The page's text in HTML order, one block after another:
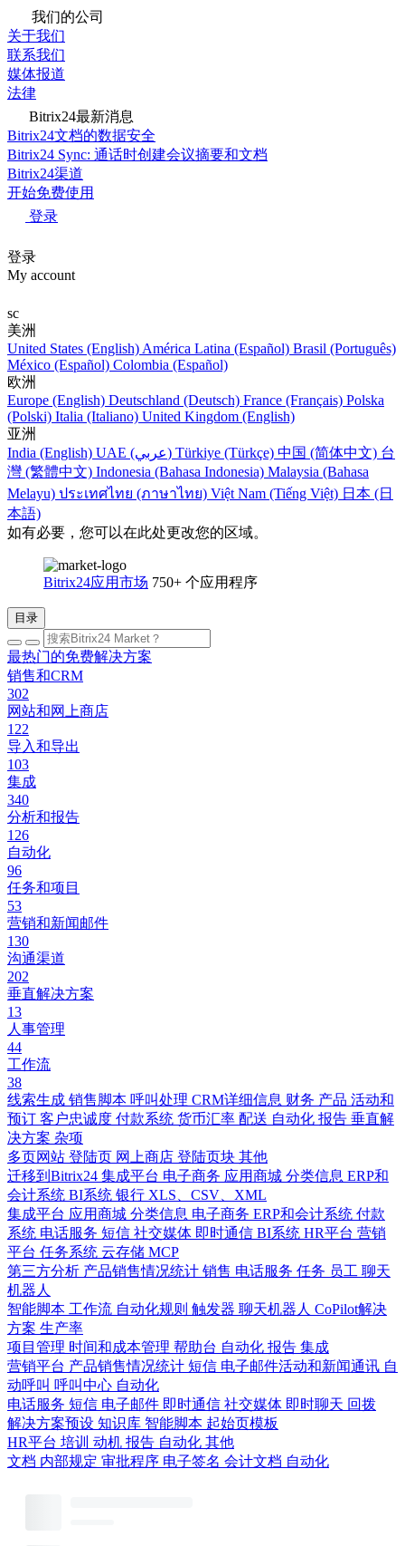
我们的公司
关于我们
联系我们
媒体报道
法律
Bitrix24最新消息
Bitrix24文档的数据安全
Bitrix24 Sync: 通话时创建会议摘要和文档
Bitrix24渠道
开始免费使用
登录
登录
My account
sc
美洲
United States (English) América Latina (Español) Brasil (Português)
México (Español) Colombia (Español)
欧洲
Europe (English) Deutschland (Deutsch) France (Français) Polska
(Polski) Italia (Italiano) United Kingdom (English)
亚洲
India (English)
UAE (عربي) Türkiye (Türkçe) 中国 (简体中文) 台
灣 (繁體中文) Indonesia (Bahasa Indonesia) Malaysia (Bahasa
Melayu) ประเทศไทย (ภาษาไทย) Việt Nam (Tiếng Việt) 日本 (日
本語)
如有必要，您可以在此处更改您的区域。
Bitrix24应用市场 750+ 个应用程序
目录
最热门的免费解决方案
销售和CRM
302
网站和网上商店
122
导入和导出
103
集成
340
分析和报告
126
自动化
96
任务和项目
53
营销和新闻邮件
130
沟通渠道
202
垂直解决方案
13
人事管理
44
工作流
38
线索生成 销售脚本 呼叫处理 CRM详细信息 财务 产品 活动和
预订 客户忠诚度 付款系统 货币汇率 配送 自动化 报告 垂直解
决方案 杂项
多页网站 登陆页 网上商店 登陆页块 其他
迁移到Bitrix24 集成平台 电子商务 应用商城 分类信息 ERP和
会计系统 BI系统 银行 XLS、CSV、XML
集成平台 应用商城 分类信息 电子商务 ERP和会计系统 付款
系统 电话服务 短信 社交媒体 即时通信 BI系统 HR平台 营销
平台 任务系统 云存储 MCP
第三方分析 产品销售情况统计 销售 电话服务 任务 员工 聊天
机器人
智能脚本 工作流 自动化规则 触发器 聊天机器人 CoPilot解决
方案 生产率
项目管理 时间和成本管理 帮助台 自动化 报告 集成
营销平台 产品销售情况统计 短信 电子邮件活动和新闻通讯 自
动呼叫 呼叫中心 自动化
电话服务 短信 电子邮件 即时通信 社交媒体 即时聊天 回拨
解决方案预设 知识库 智能脚本 起始页模板
HR平台 培训 动机 报告 自动化 其他
文档 内部规定 审批程序 电子签名 会计文档 自动化